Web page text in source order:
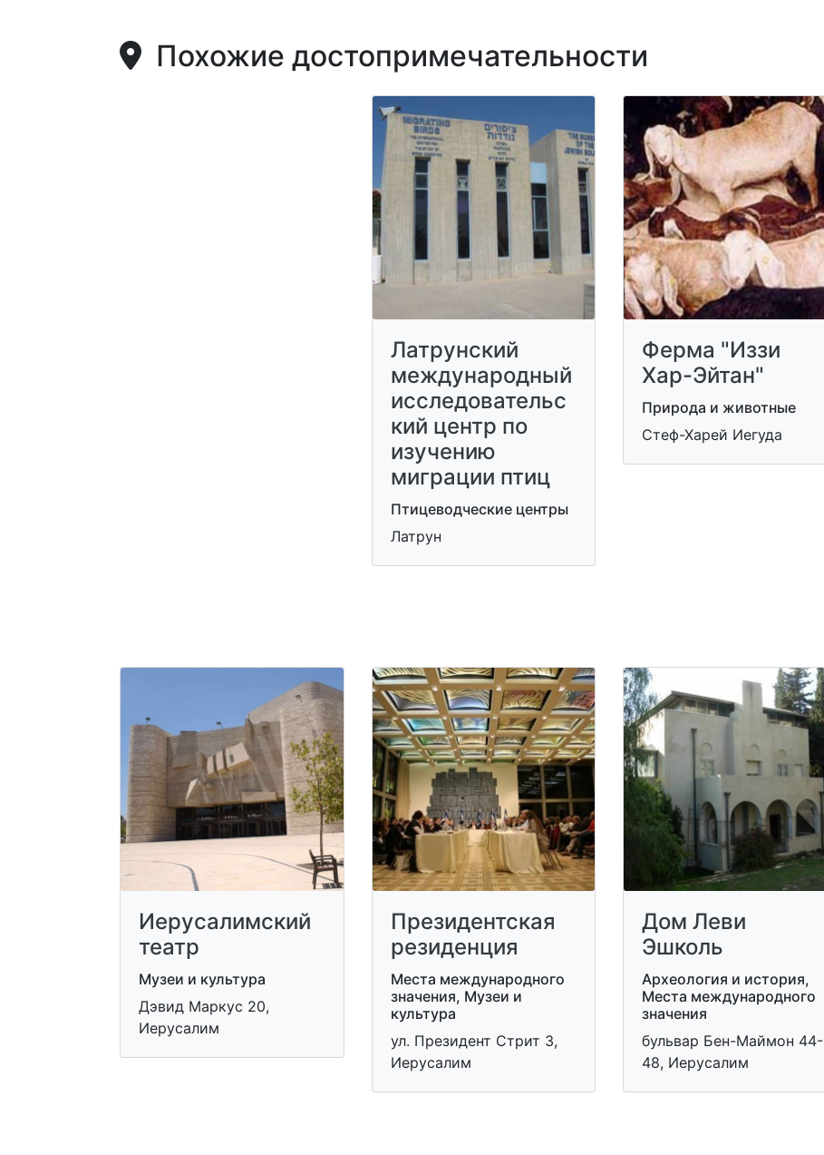
Похожие достопримечательности
Латрунский
международный
исследовательс
кий центр по
изучению
миграции птиц
Птицеводческие центры
Латрун
Ферма "Иззи
Хар-Эйтан"
Природа и животные
Стеф-Харей Иегуда
Иерусалимский
театр
Музеи и культура
Дэвид Маркус 20,
Иерусалим
Президентская
резиденция
Места международного
значения, Музеи и
культура
ул. Президент Стрит 3,
Иерусалим
Дом Леви
Эшколь
Археология и история,
Места международного
значения
бульвар Бен-Маймон 44-
48, Иерусалим